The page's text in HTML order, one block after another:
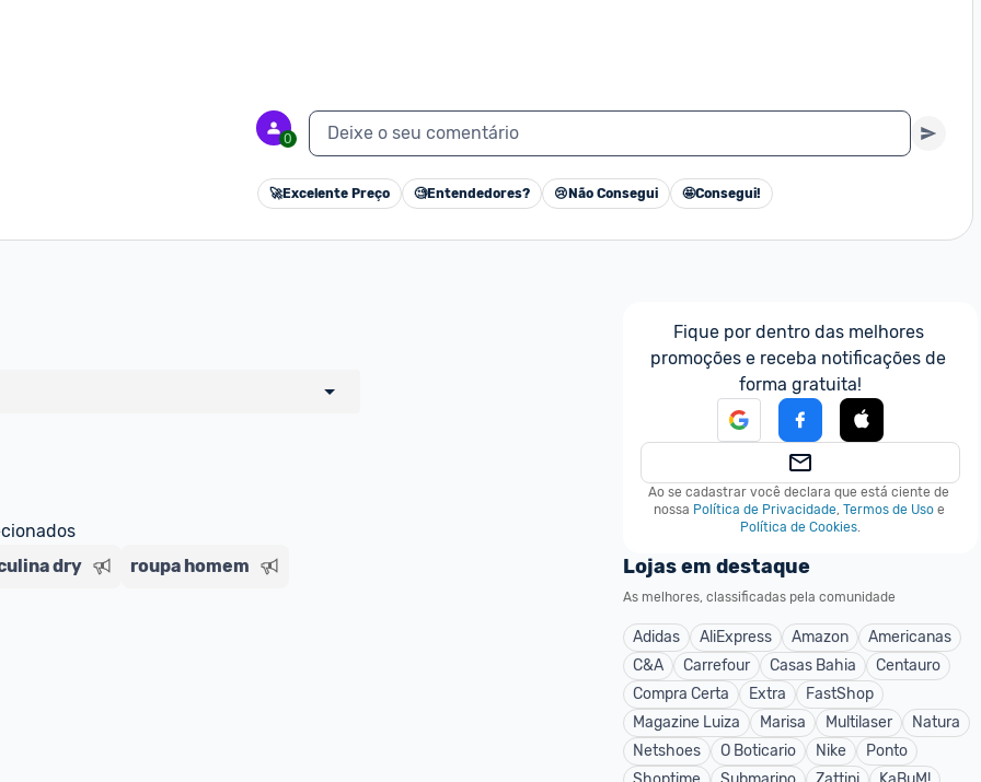
0 Deixe o seu comentário
🚀Excelente Preço 🧐Entendedores? 😢 Não Consegui 🤩Consegui!
um marketplace, nós indicamos no
sinalizamos através da tag
dry roupa homem
Fique por dentro das melhores
promoções e receba notificações de
forma gratuita!
Ao se cadastrar você declara que está ciente de
nossa Política de Privacidade, Termos de Uso e
Política de Cookies.
Lojas em destaque
As melhores, classificadas pela comunidade
Adidas AliExpress Amazon
Americanas
C&A
Carrefour Casas Bahia
Centauro
Compra Certa
Extra
FastShop
Magazine Luiza
Marisa Multilaser
Natura
Netshoes
O Boticario Nike
Ponto